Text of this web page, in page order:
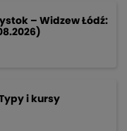
– Widzew Łódź:
i kursy